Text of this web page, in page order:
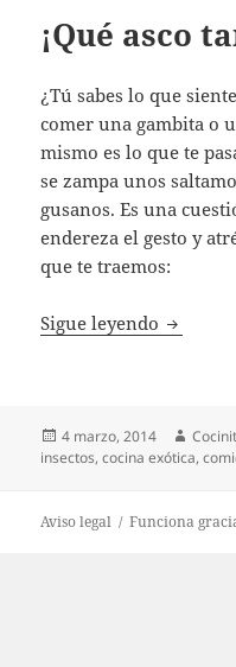
¡Qué asco
¿Tú sabes lo que
comer una gambita o
mismo es lo que te
se zampa unos
gusanos. Es una
endereza el gesto y
que te traemos:
Sigue leyendo ¡Qué
Publicado
el
4 marzo, 2014 Autor
insectos,cocina exótica,
Aviso legal Funciona